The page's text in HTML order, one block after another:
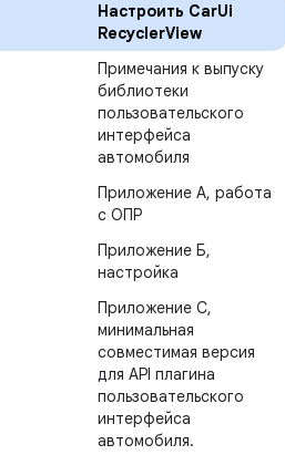
Настроить CarUi
RecyclerView
Примечания к выпуску
библиотеки
пользовательского
интерфейса
автомобиля
Приложение А, работа
с ОПР
Приложение Б,
настройка
Приложение C,
минимальная
совместимая версия
для API плагина
пользовательского
интерфейса
автомобиля.